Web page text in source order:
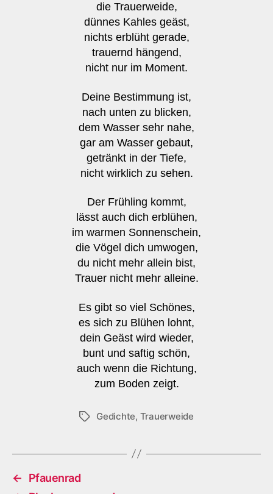
die Trauerweide,
dünnes Kahles geäst,
nichts erblüht gerade,
trauernd hängend,
nicht nur im Moment.
Deine Bestimmung ist,
nach unten zu blicken,
dem Wasser sehr nahe,
gar am Wasser gebaut,
getränkt in der Tiefe,
nicht wirklich zu sehen.
Der Frühling kommt,
lässt auch dich erblühen,
im warmen Sonnenschein,
die Vögel dich umwogen,
du nicht mehr allein bist,
Trauer nicht mehr alleine.
Es gibt so viel Schönes,
es sich zu Blühen lohnt,
dein Geäst wird wieder,
bunt und saftig schön,
auch wenn die Richtung,
zum Boden zeigt.
Schlagwörter
Gedichte, Trauerweide
←
Pfauenrad